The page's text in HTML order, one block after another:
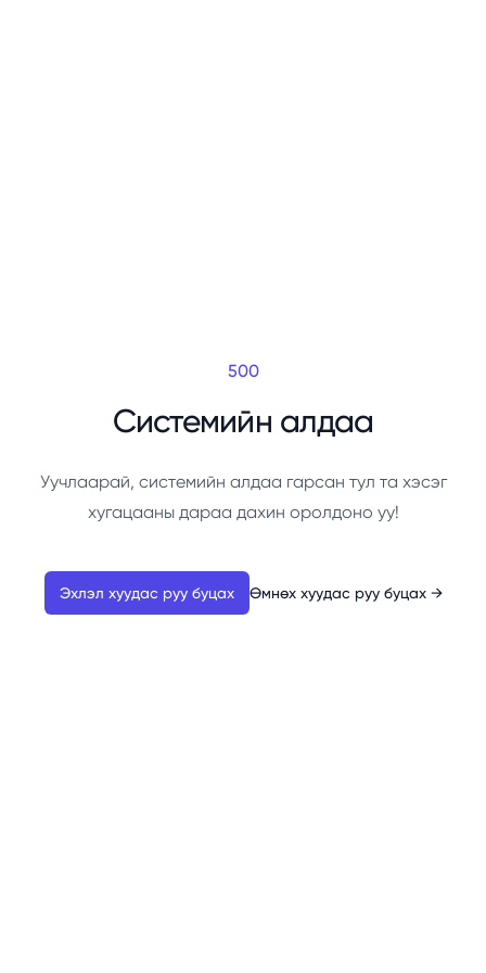
500
Системийн алдаа
Уучлаарай, системийн алдаа гарсан тул та хэсэг
хугацааны дараа дахин оролдоно уу!
Эхлэл хуудас руу буцах Өмнөх хуудас руу буцах →